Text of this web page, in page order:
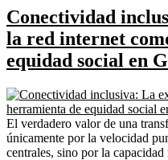
Conectividad
la red internet
equidad social en
El verdadero valor de una
únicamente por la velocidad
centrales, sino por la capacidad